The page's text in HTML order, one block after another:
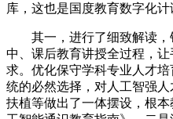
库，这也是国度教育数字化
其一，进行了细致解读，
中、课后教育讲授全过程，
求。优化保守学科专业人才
统的必然选择，对人工智强
扶植等做出了一体摆设，根